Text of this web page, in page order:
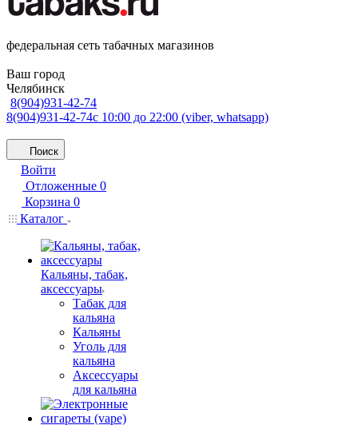
федеральная сеть табачных магазинов
Ваш город
Челябинск
8(904)931-42-74
8(904)931-42-74с 10:00 до 22:00 (viber, whatsapp)
Поиск
Войти
Отложенные 0
Корзина 0
Каталог
Кальяны, табак,
аксессуары
Табак для
кальяна
Кальяны
Уголь для
кальяна
Аксессуары
для кальяна